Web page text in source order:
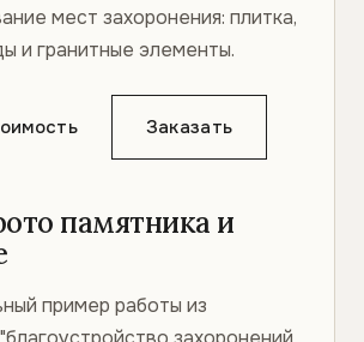
мест захоронения: плитка,
и гранитные элементы.
Заказать
памятника и
пример работы из